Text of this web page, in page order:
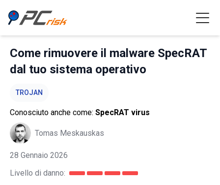
Come rimuovere il malware SpecRAT
dal tuo sistema operativo
TROJAN
Conosciuto anche come: SpecRAT virus
Tomas Meskauskas
28 Gennaio 2026
Livello di danno: